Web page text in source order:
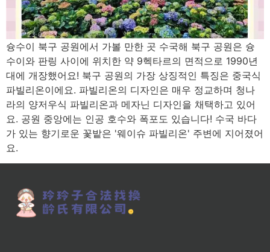
슝수이 북구 공원에서 가볼 만한 곳 수국해 북구 공원은 슝
수이와 판링 사이에 위치한 약 9헥타르의 면적으로 1990년
대에 개장했어요! 북구 공원의 가장 상징적인 특징은 중국식
파빌리온이에요. 파빌리온의 디자인은 매우 정교하며 청나
라의 양저우식 파빌리온과 메자닌 디자인을 채택하고 있어
요. 공원 중앙에는 인공 호수와 폭포도 있습니다! 수국 바다
가 있는 향기로운 꽃밭은 '웨이슈 파빌리온' 주변에 지어졌어
요.